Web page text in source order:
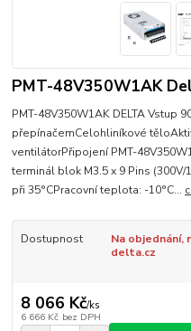
PMT-48V350W1AK
PMT-48V350W1AK DELTA Vstup
přepínačemCelohliníkové
ventilátorPřipojení PMT-
terminál blok M3.5 x 9 Pins (300V/
při 35°CPracovní teplota: -10°C...
Dostupnost
Na
delta.cz
8 066 Kč/ks
6 666 Kč bez DPH